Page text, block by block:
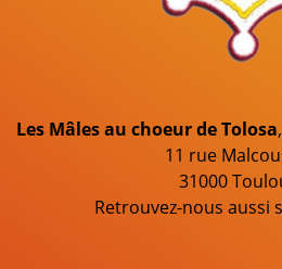
Les Mâles au choeur de Tolosa
11 rue
31000
Retrouvez-nous aussi